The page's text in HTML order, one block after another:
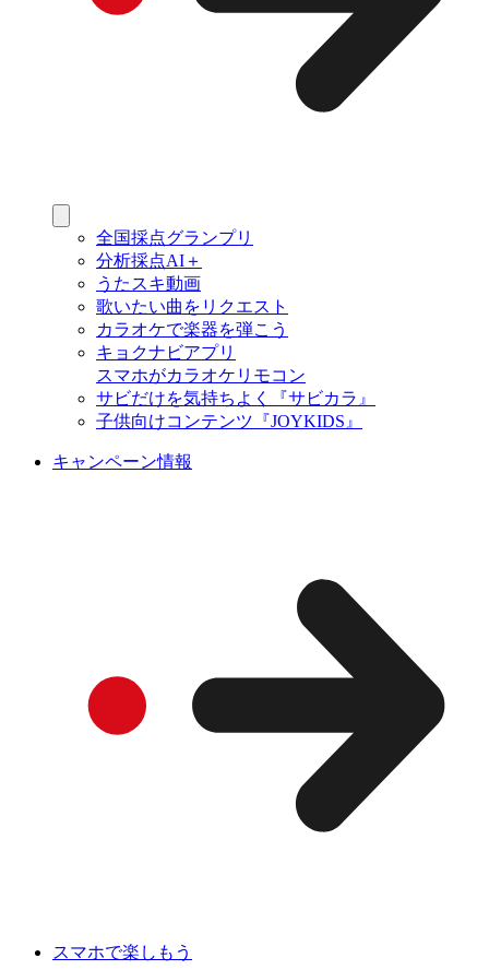
全国採点グランプリ
分析採点AI＋
うたスキ動画
歌いたい曲をリクエスト
カラオケで楽器を弾こう
キョクナビアプリ
スマホがカラオケリモコン
サビだけを気持ちよく『サビカラ』
子供向けコンテンツ『JOYKIDS』
キャンペーン情報
スマホで楽しもう